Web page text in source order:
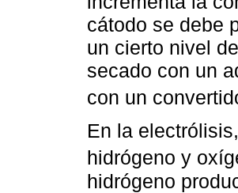
cátodo se debe
un cierto nivel
secado con un
con un
En la
hidrógeno y
hidrógeno